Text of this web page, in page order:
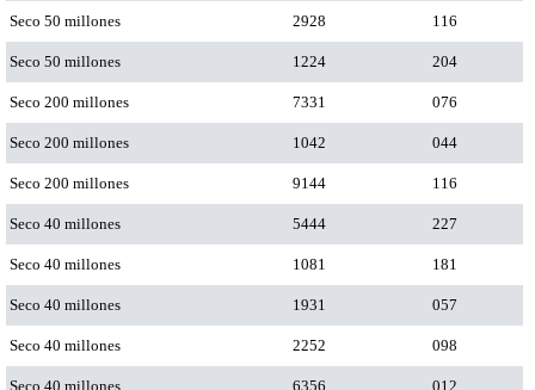
Seco 50 millones 2928 116
Seco 50 millones 1224 204
Seco 200 millones 7331 076
Seco 200 millones 1042 044
Seco 200 millones 9144 116
Seco 40 millones 5444 227
Seco 40 millones 1081 181
Seco 40 millones 1931 057
Seco 40 millones 2252 098
Seco 40 millones 6356 012